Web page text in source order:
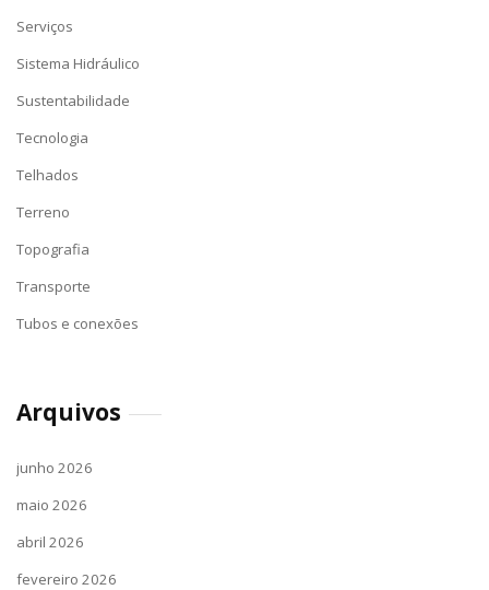
Serviços
Sistema Hidráulico
Sustentabilidade
Tecnologia
Telhados
Terreno
Topografia
Transporte
Tubos e conexões
Arquivos
junho 2026
maio 2026
abril 2026
fevereiro 2026